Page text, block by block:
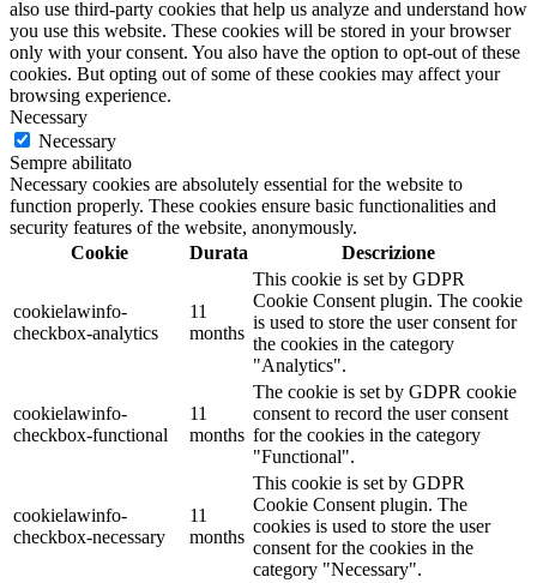
also use third-party cookies that help us analyze and understand how
you use this website. These cookies will be stored in your browser
only with your consent. You also have the option to opt-out of these
cookies. But opting out of some of these cookies may affect your
browsing experience.
Necessary
Necessary
Sempre abilitato
Necessary cookies are absolutely essential for the website to
function properly. These cookies ensure basic functionalities and
security features of the website, anonymously.
Cookie
Durata Descrizione
cookielawinfo-
checkbox-analytics
11
months
This cookie is set by GDPR
Cookie Consent plugin. The cookie
is used to store the user consent for
the cookies in the category
"Analytics".
cookielawinfo-
checkbox-functional
11
months
The cookie is set by GDPR cookie
consent to record the user consent
for the cookies in the category
"Functional".
cookielawinfo-
checkbox-necessary
11
months
This cookie is set by GDPR
Cookie Consent plugin. The
cookies is used to store the user
consent for the cookies in the
category "Necessary".